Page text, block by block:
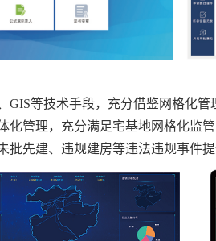
GIS等技术手段，充分借鉴网格化
化管理，充分满足宅基地网格化监
批先建、违规建房等违法违规事件